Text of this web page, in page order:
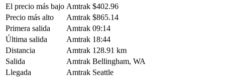
El precio más bajo Amtrak $402.96
Precio más alto
Amtrak $865.14
Primera salida
Amtrak 09:14
Última salida
Amtrak 18:44
Distancia
Amtrak 128.91 km
Salida
Amtrak Bellingham, WA
Llegada
Amtrak Seattle